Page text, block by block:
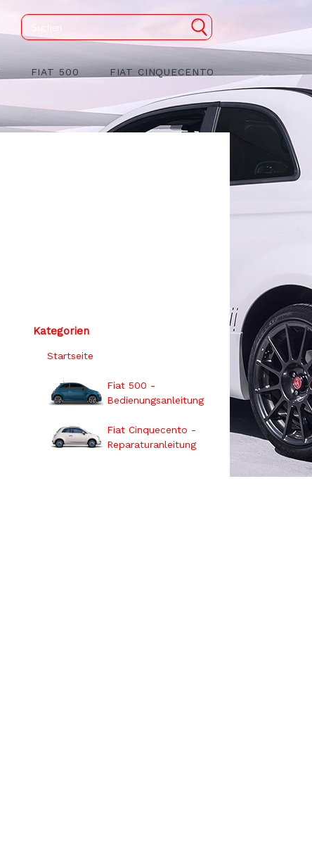
FIAT 500 FIAT CINQUECENTO
Kategorien
Startseite
Fiat 500 -
Bedienungsanleitung
Fiat Cinquecento -
Reparaturanleitung